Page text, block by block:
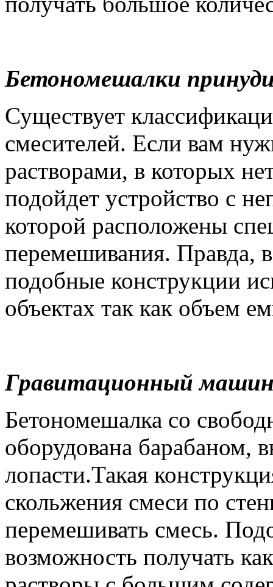
Бетономешалки
Существует
смесителей. Если вам
растворами, в которых
подойдет устройство с
которой расположены
перемешивания. Правда,
подобные конструкции
объектах так как объем
Гравитационный
Бетономешалка со
оборудована барабаном,
лопасти.Такая
скольжения смеси по
перемешивать смесь.
возможность получать